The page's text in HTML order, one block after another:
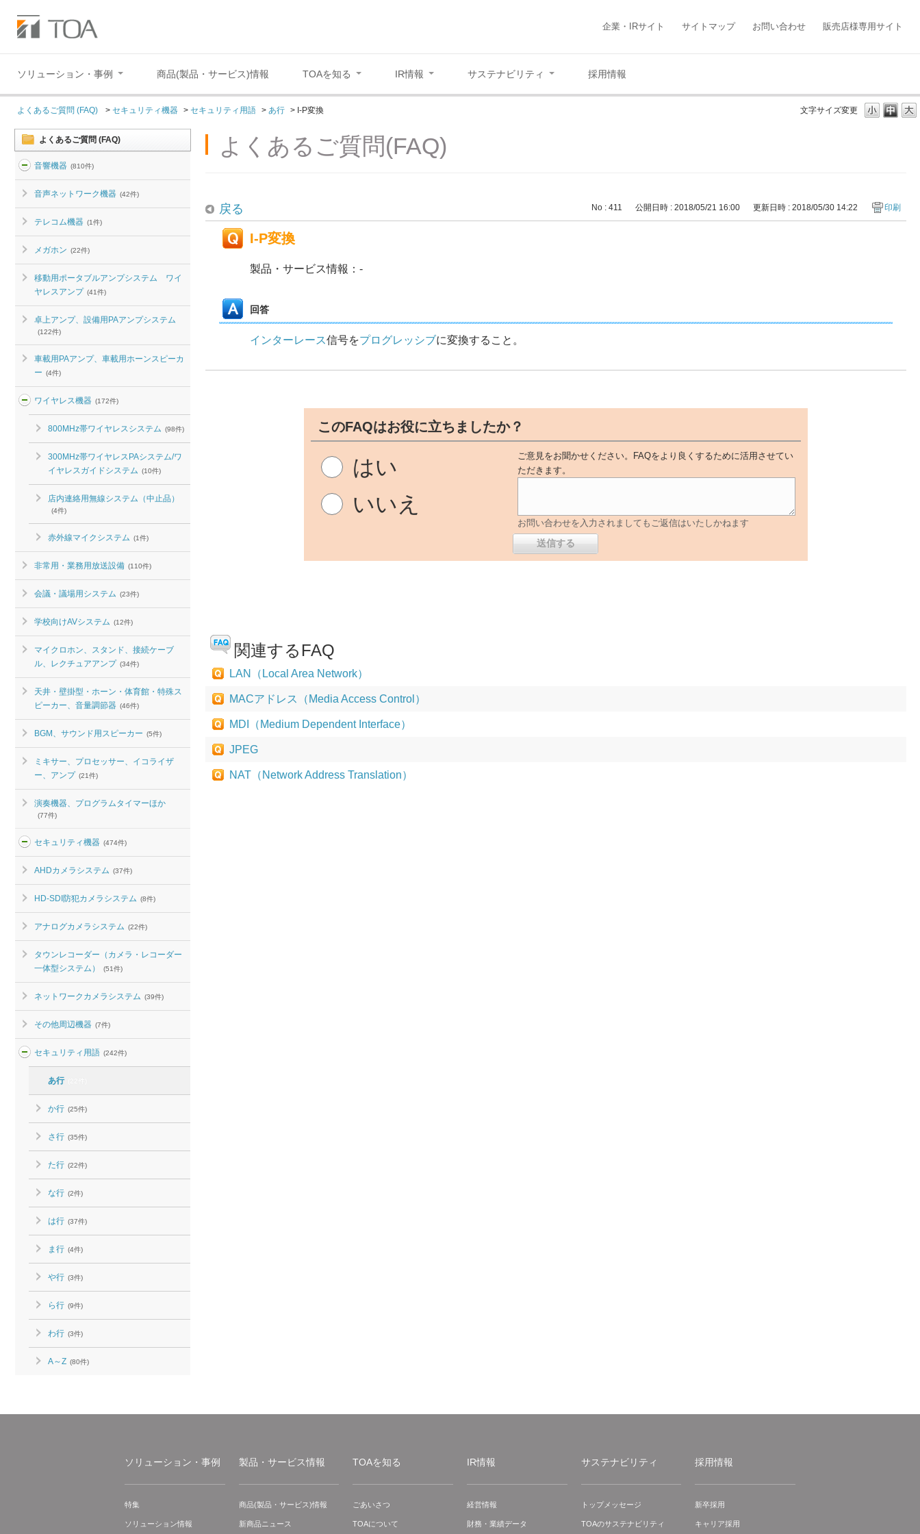
企業・IRサイト サイトマップ お問い合わせ 販売店様専用サイト
ソリューション・事例 商品(製品・サービス)情報 TOAを知る IR情報 サステナビリティ 採用情報
文字サイズ変更
よくあるご質問 (FAQ) > セキュリティ機器 > セキュリティ用語 > あ行 > I-P変換
よくあるご質問 (FAQ)
音響機器 (810件)
音声ネットワーク機器 (42件)
テレコム機器 (1件)
メガホン (22件)
移動用ポータブルアンプシステム ワイ
ヤレスアンプ (41件)
卓上アンプ、設備用PAアンプシステム
(122件)
車載用PAアンプ、車載用ホーンスピーカ
ー (4件)
ワイヤレス機器 (172件)
800MHz帯ワイヤレスシステム (98件)
300MHz帯ワイヤレスPAシステム/ワ
イヤレスガイドシステム (10件)
店内連絡用無線システム（中止品）
(4件)
赤外線マイクシステム (1件)
非常用・業務用放送設備 (110件)
会議・議場用システム (23件)
学校向けAVシステム (12件)
マイクロホン、スタンド、接続ケーブ
ル、レクチュアアンプ (34件)
天井・壁掛型・ホーン・体育館・特殊ス
ピーカー、音量調節器 (46件)
BGM、サウンド用スピーカー (5件)
ミキサー、プロセッサー、イコライザ
ー、アンプ (21件)
演奏機器、プログラムタイマーほか
(77件)
セキュリティ機器 (474件)
AHDカメラシステム (37件)
HD-SDI防犯カメラシステム (8件)
アナログカメラシステム (22件)
タウンレコーダー（カメラ・レコーダー
一体型システム）
(51件)
ネットワークカメラシステム (39件)
その他周辺機器 (7件)
セキュリティ用語 (242件)
あ行
か行 (25件)
さ行 (35件)
た行 (22件)
な行 (2件)
は行 (37件)
ま行 (4件)
や行 (3件)
ら行 (9件)
わ行 (3件)
A～Z (80件)
よくあるご質問(FAQ)
戻る No : 411 公開日時 : 2018/05/21 16:00 更新日時 : 2018/05/30 14:22 印刷
I-P変換
製品・サービス情報：-
回答
インターレース信号をプログレッシブに変換すること。
このFAQはお役に立ちましたか？
はい
いいえ
ご意見をお聞かせください。FAQをより良くするために活用させてい
ただきます。
お問い合わせを入力されましてもご返信はいたしかねます
関連するFAQ
LAN（Local Area Network）
MACアドレス（Media Access Control）
MDI（Medium Dependent Interface）
JPEG
NAT（Network Address Translation）
ソリューション・事例
特集
ソリューション情報
製品・サービス情報
商品(製品・サービス)情報
新商品ニュース
TOAを知る
ごあいさつ
TOAについて
IR情報
経営情報
財務・業績データ
サステナビリティ
トップメッセージ
TOAのサステナビリティ
採用情報
新卒採用
キャリア採用